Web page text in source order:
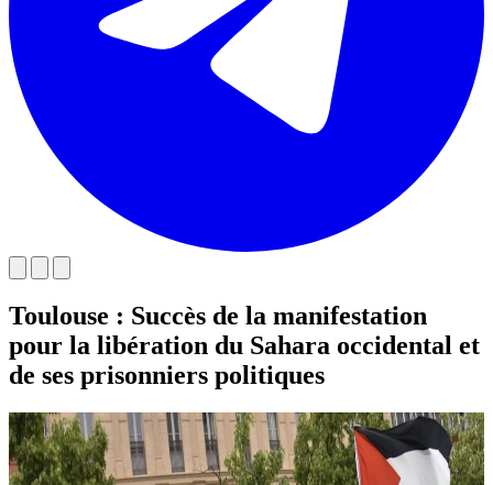
Toulouse : Succès de la manifestation
pour la libération du Sahara occidental et
de ses prisonniers politiques